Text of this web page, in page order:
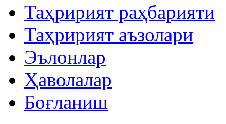
Таҳририят раҳбарияти
Таҳририят аъзолари
Эълонлар
Ҳаволалар
Боғланиш